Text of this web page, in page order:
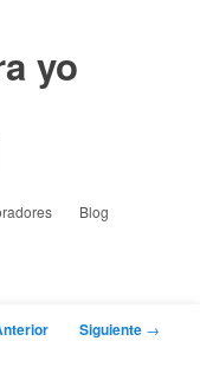
yo
Blog
Siguiente →